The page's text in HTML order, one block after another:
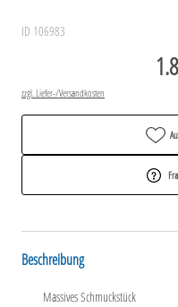
ID 106983
zzgl. Liefer-/Versandkosten
Beschreibung
Massives Schmuckstück